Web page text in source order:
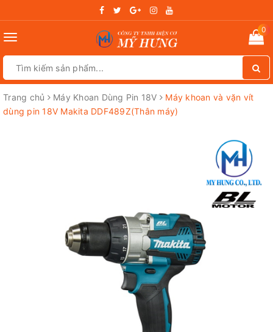
Toggle
0
Trang chủ Máy Khoan Dùng Pin 18V
Máy khoan và vặn vít
dùng pin 18V Makita DDF489Z(Thân máy)